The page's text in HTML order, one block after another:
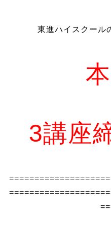
東進ハイスクール
3講座